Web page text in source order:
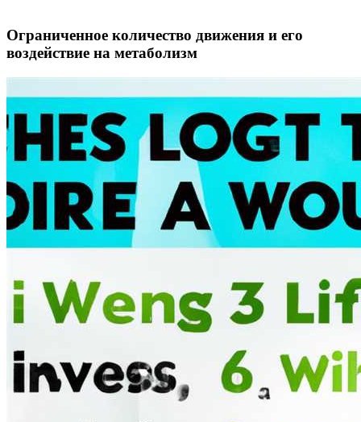
Ограниченное количество движения и его
воздействие на метаболизм